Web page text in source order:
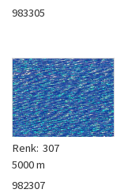
983305
Renk: 307
5000 m
982307